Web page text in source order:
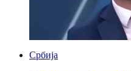
Србија